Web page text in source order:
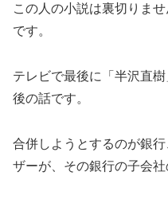
この人の小説は裏切りま
です。
テレビで最後に「半沢直
後の話です。
合併しようとするのが銀
ザーが、その銀行の子会